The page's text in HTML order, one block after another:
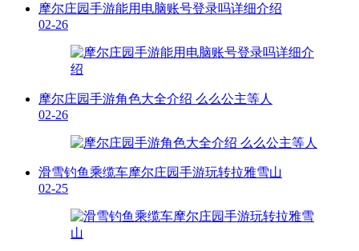
摩尔庄园手游能用电脑账号登录吗详细介绍
02-26
摩尔庄园手游角色大全介绍 么么公主等人
02-26
滑雪钓鱼乘缆车摩尔庄园手游玩转拉雅雪山
02-25